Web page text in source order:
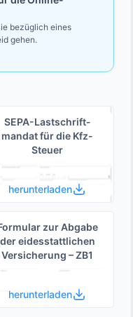
bezüglich eines
gehen.
SEPA-Lastschrift­
mandat für die Kfz-
Steuer
herunterladen
zur Abgabe
der eides­stattlichen
Versicherung – ZB1
herunterladen